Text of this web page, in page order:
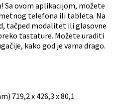
Sa ovom aplikacijom, možete
telefona ili tableta. Na
tačped modalitet ili glasovne
tastature. Možete uraditi
kako god je vama drago.
719,2 x 426,3 x 80,1